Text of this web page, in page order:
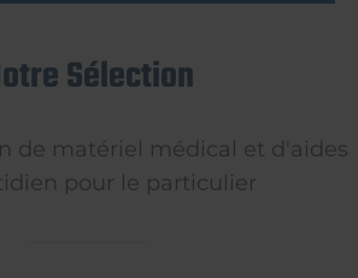
Sélection
de matériel médical et d'aides
pour le particulier